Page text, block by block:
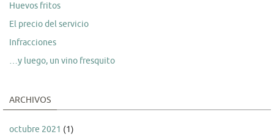
Huevos fritos
El precio del servicio
Infracciones
…y luego, un vino fresquito
ARCHIVOS
octubre 2021 (1)